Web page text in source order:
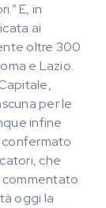
E, in
ai
oltre 300
e Lazio.
per le
infine
confermato
che
commentato
oggi la